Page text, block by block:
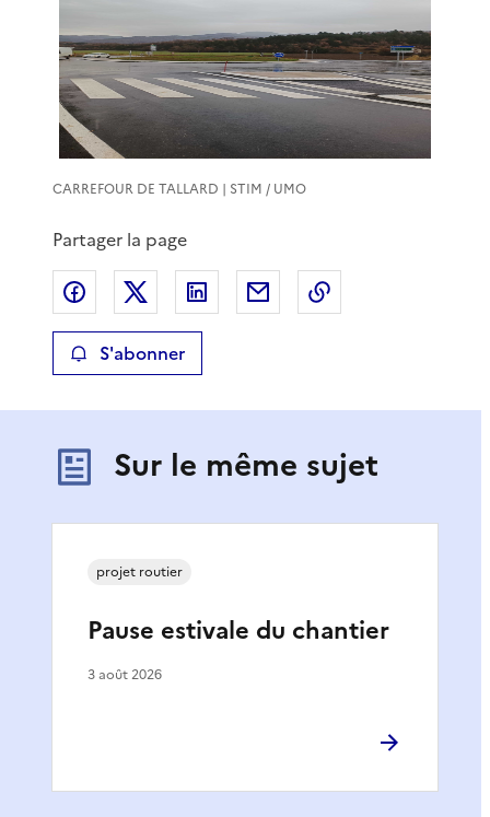
CARREFOUR DE TALLARD | STIM / UMO
Partager la page
Partager sur Facebook
Partager sur XPartager sur LinkedIn
Partager par email
S'abonner
Sur le même sujet
Pause estivale du chantier
projet routier
3 août 2026